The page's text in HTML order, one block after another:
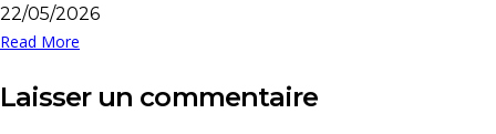
22/05/2026
Read More
Laisser un commentaire